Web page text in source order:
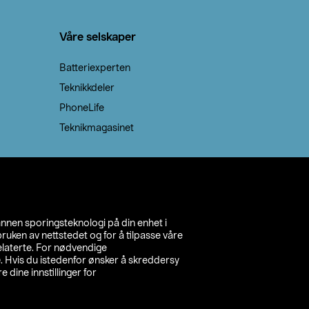
sporingsteknologi på din enhet i
av nettstedet og for å tilpasse våre
For nødvendige
Hvis du istedenfor ønsker å skreddersy
dine innstillinger for
Våre selskaper
Batteriexperten
Teknikkdeler
PhoneLife
Teknikmagasinet